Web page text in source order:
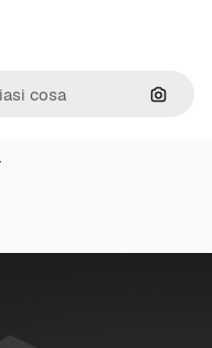
Cerca